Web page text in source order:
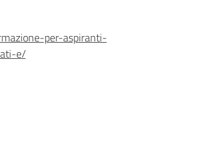
per-aspiranti-
e/